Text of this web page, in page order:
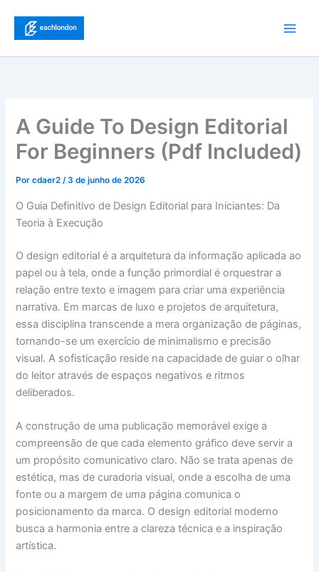
conteúdo
A Guide To Design Editorial
For Beginners (Pdf Included)
Porcdaer2/3 de junho de 2026
O Guia Definitivo de Design Editorial para Iniciantes: Da
Teoria à Execução
O design editorial é a arquitetura da informação aplicada ao
papel ou à tela, onde a função primordial é orquestrar a
relação entre texto e imagem para criar uma experiência
narrativa. Em marcas de luxo e projetos de arquitetura,
essa disciplina transcende a mera organização de páginas,
tornando-se um exercício de minimalismo e precisão
visual. A sofisticação reside na capacidade de guiar o olhar
do leitor através de espaços negativos e ritmos
deliberados.
A construção de uma publicação memorável exige a
compreensão de que cada elemento gráfico deve servir a
um propósito comunicativo claro. Não se trata apenas de
estética, mas de curadoria visual, onde a escolha de uma
fonte ou a margem de uma página comunica o
posicionamento da marca. O design editorial moderno
busca a harmonia entre a clareza técnica e a inspiração
artística.